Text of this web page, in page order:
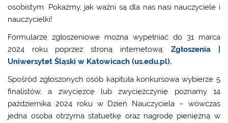
osobistym. Pokażmy, jak ważni są dla nas nasi nauczyciele i
nauczycielki!
Formularze zgłoszeniowe można wypełniać do 31 marca
2024 roku poprzez stroną internetową:
Zgłoszenia |
Uniwersytet Śląski w Katowicach (us.edu.pl).
Spośród zgłoszonych osób kapituła konkursowa wybierze 5
finalistów, a zwycięzcę lub zwyciężczynię poznamy 14
października 2024 roku w Dzień Nauczyciela – wówczas
jedna osoba otrzyma statuetkę oraz nagrodę pieniężną w